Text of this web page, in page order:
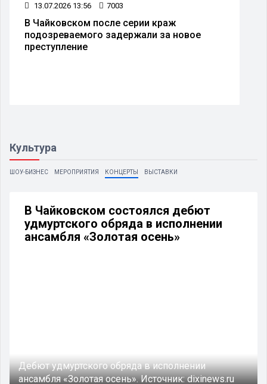
13.07.2026 13:56 7003
В Чайковском после серии краж
подозреваемого задержали за новое
преступление
Культура
ШОУ-БИЗНЕС МЕРОПРИЯТИЯ КОНЦЕРТЫ ВЫСТАВКИ
В Чайковском состоялся дебют
удмуртского обряда в исполнении
ансамбля «Золотая осень»
Дебют удмуртского обряда в исполнении
ансамбля «Золотая осень».Источник:dixinews.ru